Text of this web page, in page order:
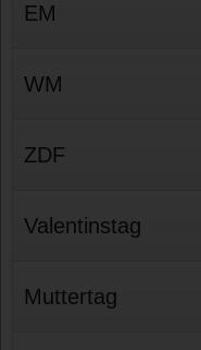
EM
WM
ZDF
Valentinstag
Muttertag